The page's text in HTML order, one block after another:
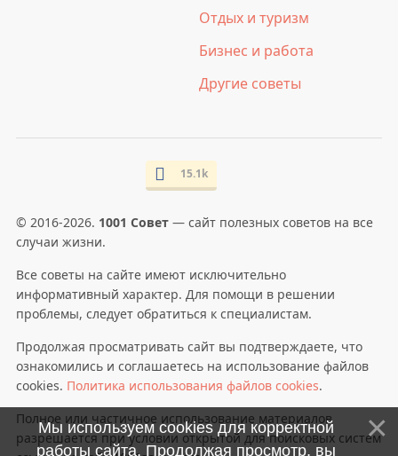
Отдых и туризм
Бизнес и работа
Другие советы
15.1k
© 2016-2026. 1001 Совет— сайт полезных советов на все
случаи жизни.
Все советы на сайте имеют исключительно
информативный характер. Для помощи в решении
проблемы, следует обратиться к специалистам.
Продолжая просматривать сайт вы подтверждаете, что
ознакомились и соглашаетесь на использование файлов
cookies. Политика использования файлов cookies.
Полное или частичное использование материалов
разрешается при условии открытой для поисковых систем
Мы используем cookies для корректной
работы сайта. Продолжая просмотр, вы